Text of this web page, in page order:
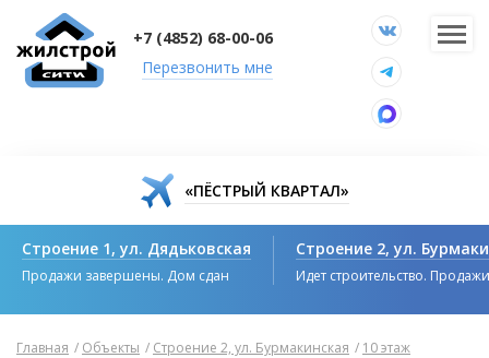
+7 (4852) 68-00-06
Перезвонить мне
«ПЁСТРЫЙ КВАРТАЛ»
Строение 1, ул. Дядьковская
Продажи завершены. Дом сдан
Строение 2, ул.
Идет строительство.
Главная / Объекты / Строение 2, ул. Бурмакинская / 10 этаж